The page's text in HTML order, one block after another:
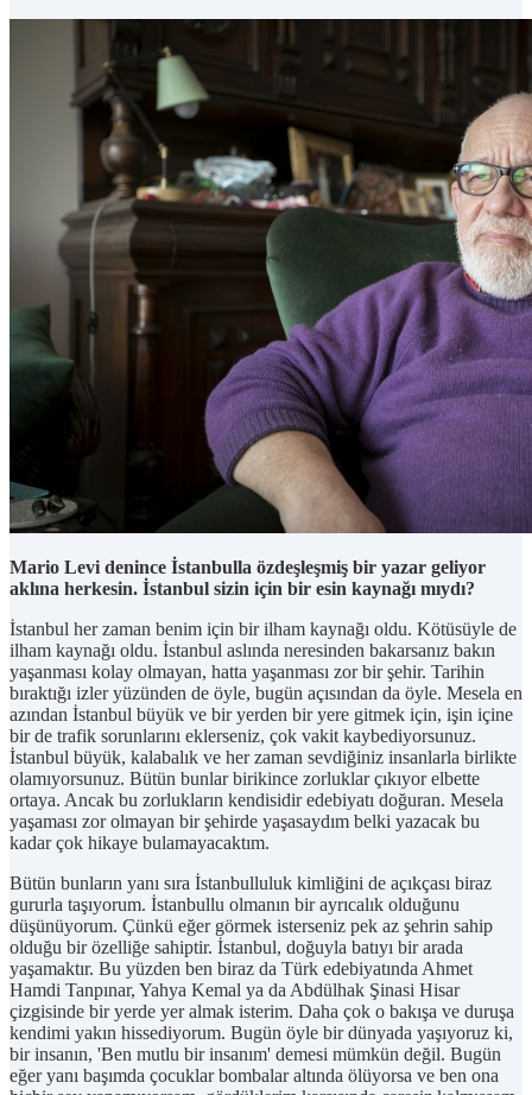
Mario Levi denince İstanbulla özdeşleşmiş bir yazar geliyor
aklına herkesin. İstanbul sizin için bir esin kaynağı mıydı?
İstanbul her zaman benim için bir ilham kaynağı oldu. Kötüsüyle de
ilham kaynağı oldu. İstanbul aslında neresinden bakarsanız bakın
yaşanması kolay olmayan, hatta yaşanması zor bir şehir. Tarihin
bıraktığı izler yüzünden de öyle, bugün açısından da öyle. Mesela en
azından İstanbul büyük ve bir yerden bir yere gitmek için, işin içine
bir de trafik sorunlarını eklerseniz, çok vakit kaybediyorsunuz.
İstanbul büyük, kalabalık ve her zaman sevdiğiniz insanlarla birlikte
olamıyorsunuz. Bütün bunlar birikince zorluklar çıkıyor elbette
ortaya. Ancak bu zorlukların kendisidir edebiyatı doğuran. Mesela
yaşaması zor olmayan bir şehirde yaşasaydım belki yazacak bu
kadar çok hikaye bulamayacaktım.
Bütün bunların yanı sıra İstanbulluluk kimliğini de açıkçası biraz
gururla taşıyorum. İstanbullu olmanın bir ayrıcalık olduğunu
düşünüyorum. Çünkü eğer görmek isterseniz pek az şehrin sahip
olduğu bir özelliğe sahiptir. İstanbul, doğuyla batıyı bir arada
yaşamaktır. Bu yüzden ben biraz da Türk edebiyatında Ahmet
Hamdi Tanpınar, Yahya Kemal ya da Abdülhak Şinasi Hisar
çizgisinde bir yerde yer almak isterim. Daha çok o bakışa ve duruşa
kendimi yakın hissediyorum. Bugün öyle bir dünyada yaşıyoruz ki,
bir insanın, 'Ben mutlu bir insanım' demesi mümkün değil. Bugün
eğer yanı başımda çocuklar bombalar altında ölüyorsa ve ben ona